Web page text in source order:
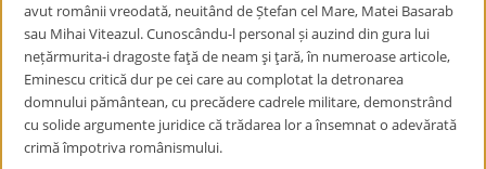
avut românii vreodată, neuitând de Ștefan cel Mare, Matei Basarab
sau Mihai Viteazul. Cunoscându-l personal și auzind din gura lui
nețărmurita-i dragoste faţă de neam şi ţară, în numeroase articole,
Eminescu critică dur pe cei care au complotat la detronarea
domnului pământean, cu precădere cadrele militare, demonstrând
cu solide argumente juridice că trădarea lor a însemnat o adevărată
crimă împotriva românismului.